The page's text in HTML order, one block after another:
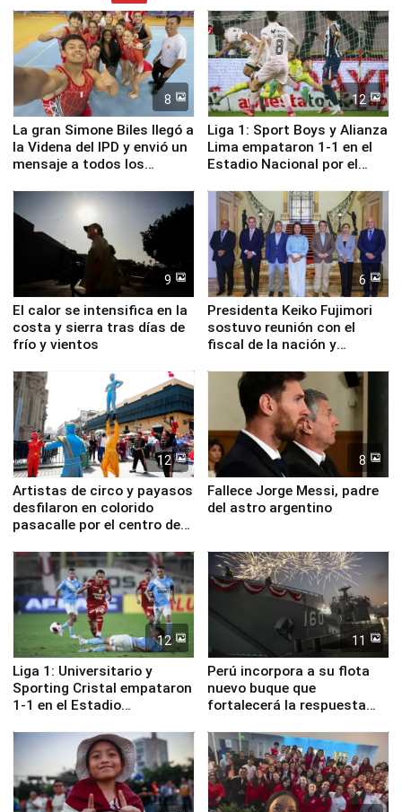
8
La gran Simone Biles llegó a
la Videna del IPD y envió un
mensaje a todos los
12
Liga 1: Sport Boys y Alianza
Lima empataron 1-1 en el
Estadio Nacional por el
9
El calor se intensifica en la
costa y sierra tras días de
frío y vientos
6
Presidenta Keiko Fujimori
sostuvo reunión con el
fiscal de la nación y
12
Artistas de circo y payasos
desfilaron en colorido
pasacalle por el centro de
8
Fallece Jorge Messi, padre
del astro argentino
12
Liga 1: Universitario y
Sporting Cristal empataron
1-1 en el Estadio
11
Perú incorpora a su flota
nuevo buque que
fortalecerá la respuesta